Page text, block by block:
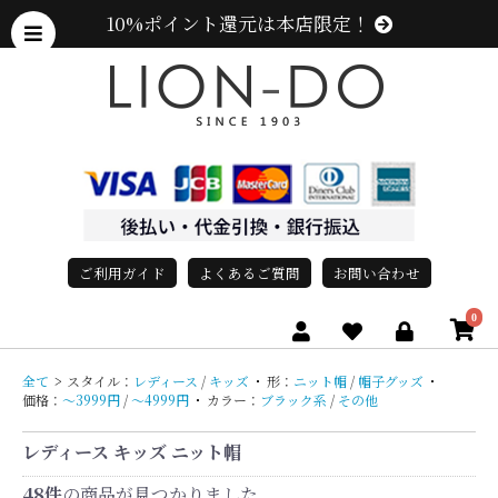
10%ポイント還元は本店限定！
ご利用ガイド よくあるご質問 お問い合わせ
0
全て > スタイル： レディース / キッズ ・ 形： ニット帽 / 帽子グッズ ・
価格： 〜3999円 /〜4999円 ・ カラー： ブラック系 / その他
レディース キッズ ニット帽